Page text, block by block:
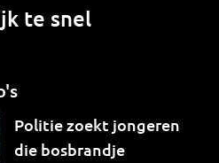
te snel
Politie zoekt jongeren
die bosbrandje